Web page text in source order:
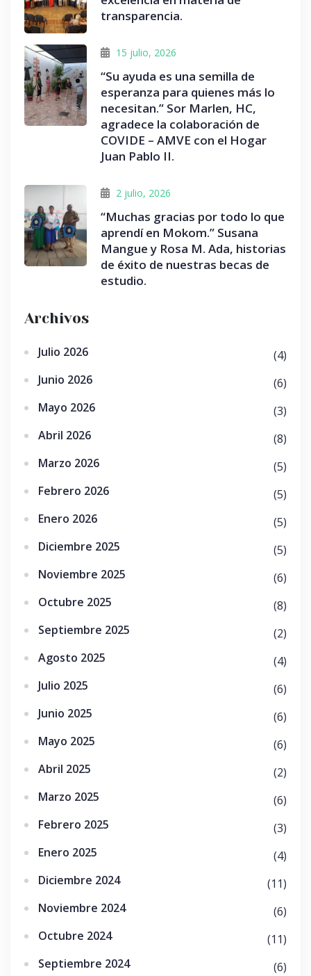
transparencia.
15 julio, 2026
“Su ayuda es una semilla de
esperanza para quienes más lo
necesitan.” Sor Marlen, HC,
agradece la colaboración de
COVIDE – AMVE con el Hogar
Juan Pablo II.
2 julio, 2026
“Muchas gracias por todo lo que
aprendí en Mokom.” Susana
Mangue y Rosa M. Ada, historias
de éxito de nuestras becas de
estudio.
Archivos
Julio 2026
(4)
Junio 2026
(6)
Mayo 2026
(3)
Abril 2026
(8)
Marzo 2026
(5)
Febrero 2026
(5)
Enero 2026
(5)
Diciembre 2025
(5)
Noviembre 2025
(6)
Octubre 2025
(8)
Septiembre 2025
(2)
Agosto 2025
(4)
Julio 2025
(6)
Junio 2025
(6)
Mayo 2025
(6)
Abril 2025
(2)
Marzo 2025
(6)
Febrero 2025
(3)
Enero 2025
(4)
Diciembre 2024
(11)
Noviembre 2024
(6)
Octubre 2024
(11)
Septiembre 2024
(6)